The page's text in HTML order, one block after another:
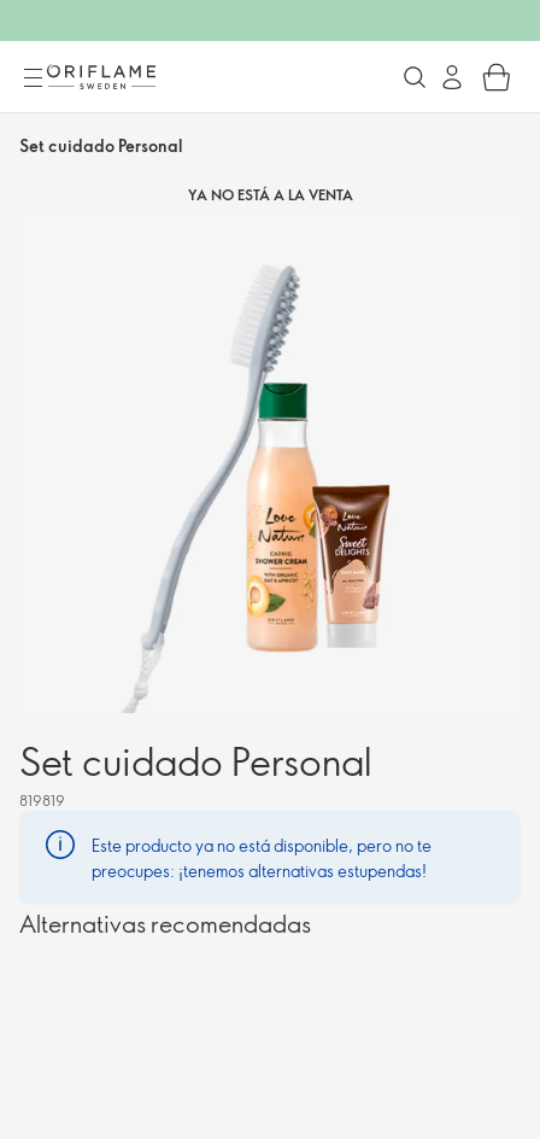
Set cuidado Personal
YA NO ESTÁ A LA VENTA
Set cuidado Personal
819819
Este producto ya no está disponible, pero no te
preocupes: ¡tenemos alternativas estupendas!
Alternativas recomendadas